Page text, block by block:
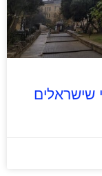
שישראלים